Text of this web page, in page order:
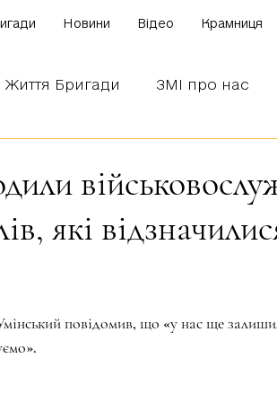
Новини Відео Крамниця
Життя Бригади ЗМІ про нас
які
повідомив, що «у нас ще